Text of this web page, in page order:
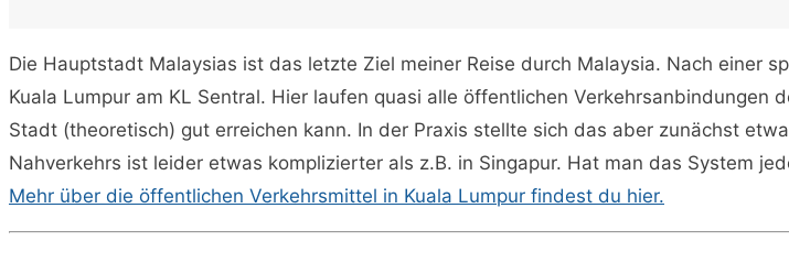
Die Hauptstadt Malaysias ist das letzte Ziel meiner Reise durch Malaysia. Nach einer
Kuala Lumpur am KL Sentral. Hier laufen quasi alle öffentlichen
Stadt (theoretisch) gut erreichen kann. In der Praxis stellte sich das aber zunächst
Nahverkehrs ist leider etwas komplizierter als z.B. in Singapur. Hat man das System
Mehr über die öffentlichen Verkehrsmittel in Kuala Lumpur findest du hier.